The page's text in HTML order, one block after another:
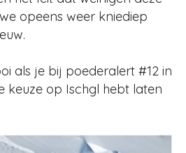
opeens weer kniediep
als je bij poederalert #12 in
keuze op Ischgl hebt laten